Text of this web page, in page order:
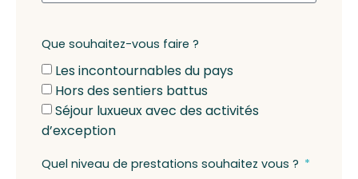
Que souhaitez-vous faire ?
Les incontournables du pays
Hors des sentiers battus
Séjour luxueux avec des activités
d’exception
Quel niveau de prestations souhaitez vous ?